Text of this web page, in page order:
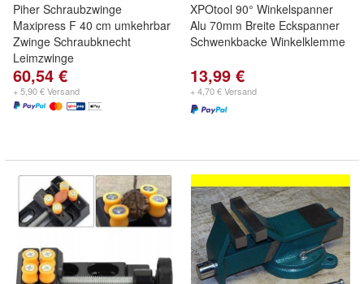
Piher Schraubzwinge
Maxipress F 40 cm umkehrbar
Zwinge Schraubknecht
Leimzwinge
60,54 €
+ 5,90 € Versand
XPOtool 90° Winkelspanner
Alu 70mm Breite Eckspanner
Schwenkbacke Winkelklemme
13,99 €
+ 4,70 € Versand